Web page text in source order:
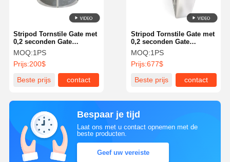
Stripod Tornstile Gate met
0,2 seconden Gate
Opening Time Aluminium
legering Motor en Multiple
Authenticatie Methoden
MOQ:1PS
Prijs:200$
Beste prijs
contact
Stripod Tornstile Gate met
0,2 seconden Gate
Opening Time Aluminium
legering Motor en Multiple
Authenticatie Methoden
MOQ:1PS
Prijs:677$
Beste prijs
contact
Bespaar je tijd
Laat ons met u contact opnemen met de
beste producten.
Geef uw vereiste